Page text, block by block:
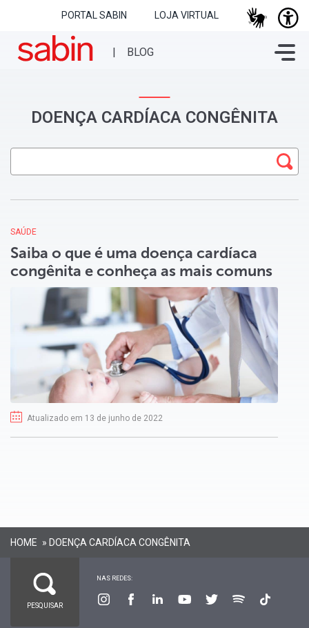
PORTAL SABIN LOJA VIRTUAL
DOENÇA CARDÍACA CONGÊNITA
Atualizado em 13 de junho de 2022
SAÚDE
Saiba o que é uma doença cardíaca
congênita e conheça as mais comuns
HOME » DOENÇA CARDÍACA CONGÊNITA
NAS REDES: